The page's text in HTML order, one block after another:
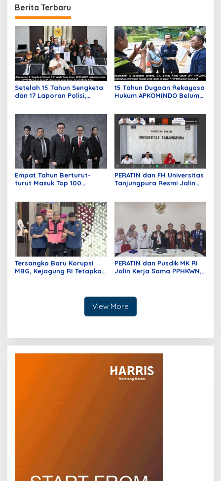
Berita Terbaru
Setelah 15 Tahun Sengketa
dan 17 Laporan Polisi,
Perkara Kasasi Nomor 431
K/TUN/2026
15 Tahun Dugaan Rekayasa
Hukum APKOMINDO Belum
pada Mei Lalu
Empat Tahun Berturut-
turut Masuk Top 100
Perkuat Peran sebagai
Mitra Strategis Dunia
Usaha
PERATIN dan FH Universitas
Tanjungpura Resmi Jalin
Hukum Digital dan
Pengembangan Profesi
Advokat
Tersangka Baru Korupsi
MBG, Kejagung RI Tetapkan
PERATIN dan Pusdik MK RI
Jalin Kerja Sama PPHKWN,
View More